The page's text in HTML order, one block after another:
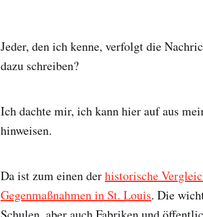
Jeder, den ich kenne, verfolgt die
dazu schreiben?
Ich dachte mir, ich kann hier auf aus
hinweisen.
Da ist zum einen derhistorische
Gegenmaßnahmen in St. Louis. Die